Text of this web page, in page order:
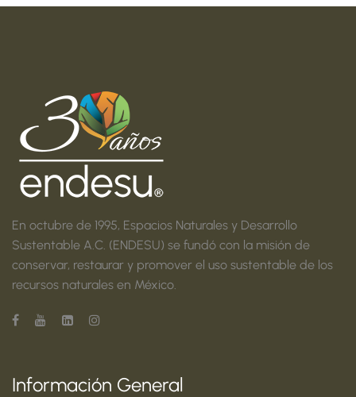
En octubre de 1995, Espacios Naturales y Desarrollo
Sustentable A.C. (ENDESU) se fundó con la misión de
conservar, restaurar y promover el uso sustentable de los
recursos naturales en México.
Información General